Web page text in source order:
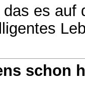
es auf
schon